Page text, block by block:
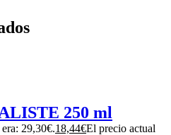
250 ml
29,30€.18,44€El precio actual